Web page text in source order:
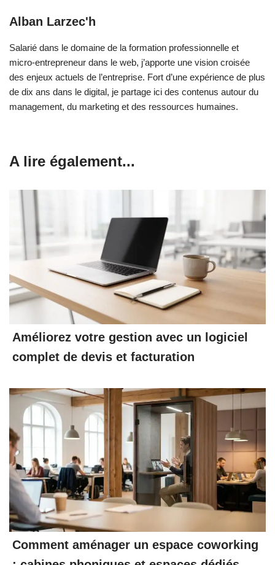
Alban Larzec'h
Salarié dans le domaine de la formation professionnelle et
micro-entrepreneur dans le web, j’apporte une vision croisée
des enjeux actuels de l’entreprise. Fort d’une expérience de plus
de dix ans dans le digital, je partage ici des contenus autour du
management, du marketing et des ressources humaines.
A lire également...
Améliorez votre gestion avec un logiciel
complet de devis et facturation
Comment aménager un espace coworking